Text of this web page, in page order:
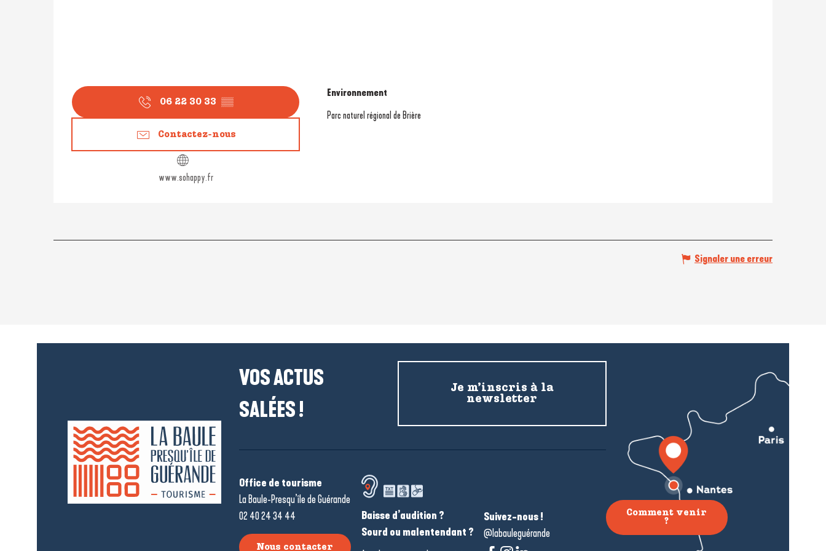
06 22 30 33 ▒▒
Contactez-nous
www.sohappy.fr
Environnement
Environnement
Parc naturel régional de Brière
Signaler une erreur
VOS ACTUS
SALÉES !
Je m’inscris à la
newsletter
Office de tourisme
La Baule-Presqu’île de Guérande
02 40 24 34 44
Nous contacter
Baisse d’audition ?
Sourd ou malentendant ?
Suivez-nous !
@labauleguérande
Comment venir
?